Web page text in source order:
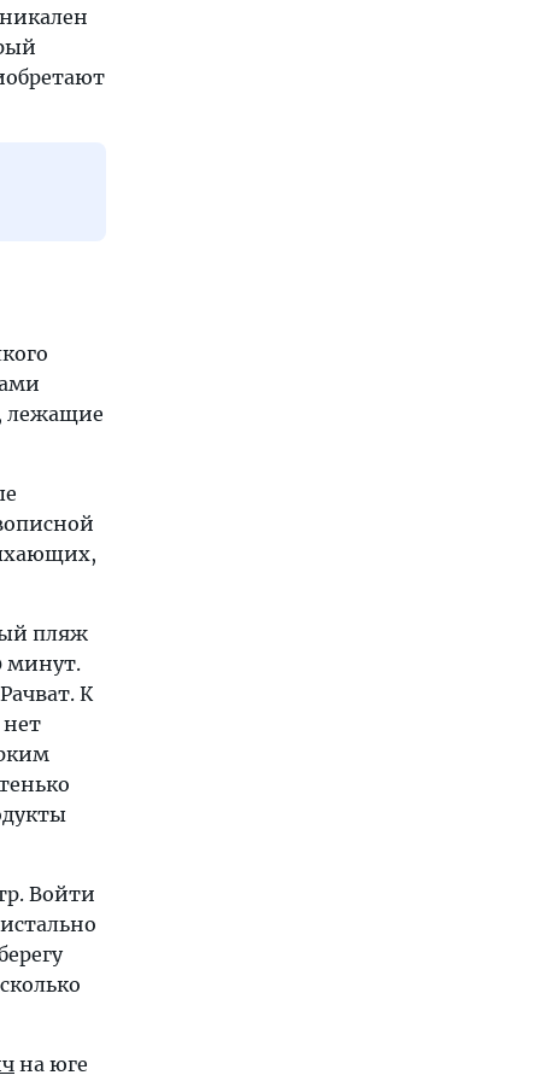
лежащие
пляж
минут.
К
Войти
на юге